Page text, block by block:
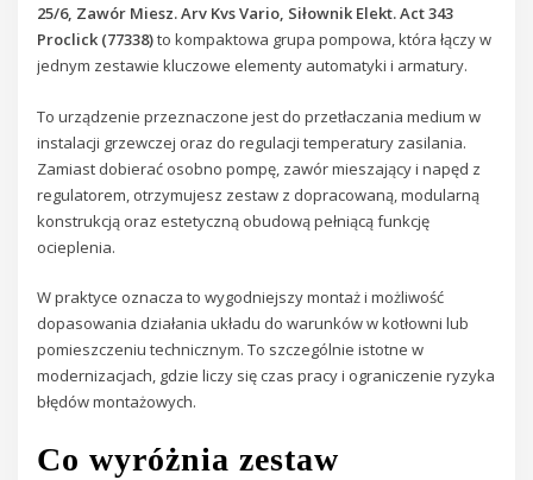
25/6, Zawór Miesz. Arv Kvs Vario, Siłownik Elekt. Act 343
Proclick (77338)to kompaktowa grupa pompowa, która łączy w
jednym zestawie kluczowe elementy automatyki i armatury.
To urządzenie przeznaczone jest do przetłaczania medium w
instalacji grzewczej oraz do regulacji temperatury zasilania.
Zamiast dobierać osobno pompę, zawór mieszający i napęd z
regulatorem, otrzymujesz zestaw z dopracowaną, modularną
konstrukcją oraz estetyczną obudową pełniącą funkcję
ocieplenia.
W praktyce oznacza to wygodniejszy montaż i możliwość
dopasowania działania układu do warunków w kotłowni lub
pomieszczeniu technicznym. To szczególnie istotne w
modernizacjach, gdzie liczy się czas pracy i ograniczenie ryzyka
błędów montażowych.
Co wyróżnia zestaw